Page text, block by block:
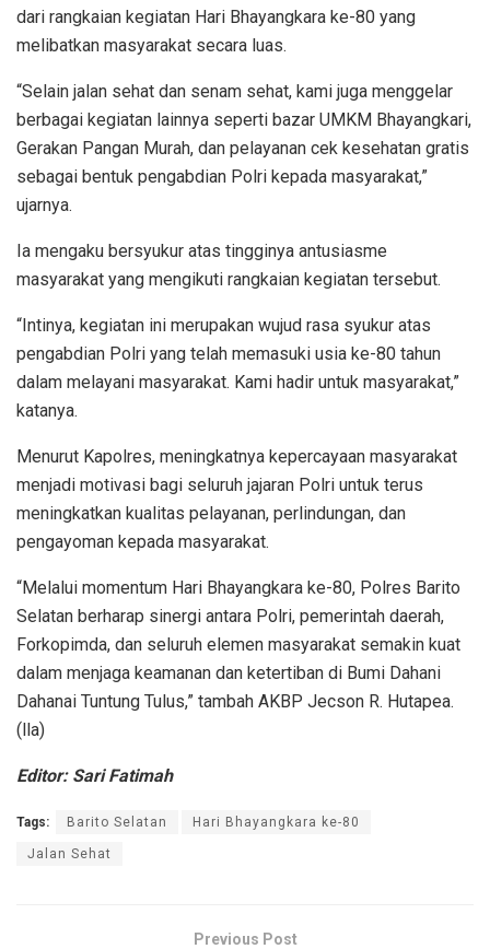
dari rangkaian kegiatan Hari Bhayangkara ke-80 yang
melibatkan masyarakat secara luas.
“Selain jalan sehat dan senam sehat, kami juga menggelar
berbagai kegiatan lainnya seperti bazar UMKM Bhayangkari,
Gerakan Pangan Murah, dan pelayanan cek kesehatan gratis
sebagai bentuk pengabdian Polri kepada masyarakat,”
ujarnya.
Ia mengaku bersyukur atas tingginya antusiasme
masyarakat yang mengikuti rangkaian kegiatan tersebut.
“Intinya, kegiatan ini merupakan wujud rasa syukur atas
pengabdian Polri yang telah memasuki usia ke-80 tahun
dalam melayani masyarakat. Kami hadir untuk masyarakat,”
katanya.
Menurut Kapolres, meningkatnya kepercayaan masyarakat
menjadi motivasi bagi seluruh jajaran Polri untuk terus
meningkatkan kualitas pelayanan, perlindungan, dan
pengayoman kepada masyarakat.
“Melalui momentum Hari Bhayangkara ke-80, Polres Barito
Selatan berharap sinergi antara Polri, pemerintah daerah,
Forkopimda, dan seluruh elemen masyarakat semakin kuat
dalam menjaga keamanan dan ketertiban di Bumi Dahani
Dahanai Tuntung Tulus,” tambah AKBP Jecson R. Hutapea.
(lla)
Editor: Sari Fatimah
Tags: Barito Selatan Hari Bhayangkara ke-80
Jalan Sehat
Previous Post